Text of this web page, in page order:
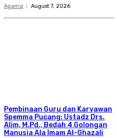
Agama August 7, 2026
Pembinaan Guru dan Karyawan
Spemma Pucang: Ustadz Drs.
Alim, M.Pd., Bedah 4 Golongan
Manusia Ala Imam Al-Ghazali